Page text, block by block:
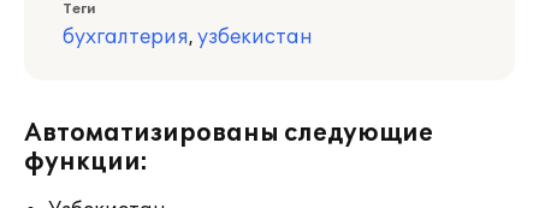
Теги
бухгалтерия, узбекистан
Автоматизированы следующие
функции: